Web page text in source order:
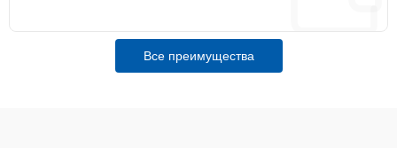
Все преимущества